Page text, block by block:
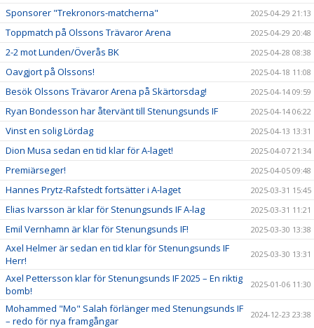
Sponsorer "Trekronors-matcherna" 2025-04-29 21:13
Toppmatch på Olssons Trävaror Arena 2025-04-29 20:48
2-2 mot Lunden/Överås BK 2025-04-28 08:38
Oavgjort på Olssons! 2025-04-18 11:08
Besök Olssons Trävaror Arena på Skärtorsdag! 2025-04-14 09:59
Ryan Bondesson har återvänt till Stenungsunds IF 2025-04-14 06:22
Vinst en solig Lördag 2025-04-13 13:31
Dion Musa sedan en tid klar för A-laget! 2025-04-07 21:34
Premiärseger! 2025-04-05 09:48
Hannes Prytz-Rafstedt fortsätter i A-laget 2025-03-31 15:45
Elias Ivarsson är klar för Stenungsunds IF A-lag 2025-03-31 11:21
Emil Vernhamn är klar för Stenungsunds IF! 2025-03-30 13:38
Axel Helmer är sedan en tid klar för Stenungsunds IF
Herr!
2025-03-30 13:31
Axel Pettersson klar för Stenungsunds IF 2025 – En riktig
bomb!
2025-01-06 11:30
Mohammed "Mo" Salah förlänger med Stenungsunds IF
– redo för nya framgångar
2024-12-23 23:38